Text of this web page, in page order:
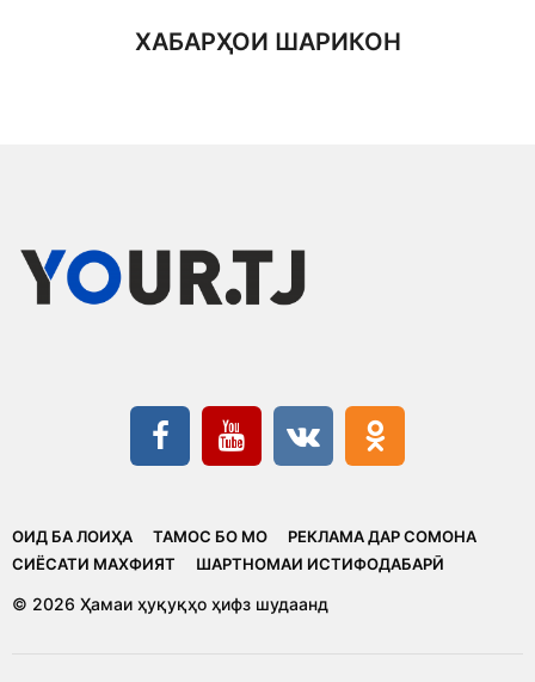
ХАБАРҲОИ ШАРИКОН
ОИД БА ЛОИҲА ТАМОС БО МО
РЕКЛАМА ДАР СОМОНА
CИЁСАТИ МАХФИЯТ
ШАРТНОМАИ ИСТИФОДАБАРӢ
© 2026 Ҳамаи ҳуқуқҳо ҳифз шудаанд